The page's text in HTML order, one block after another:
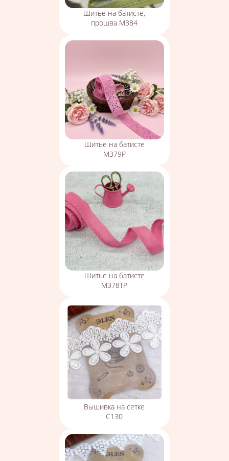
Шитьё на батисте,
прошва М384
Шитье на батисте
М379Р
Шитье на батисте
М378ТР
Вышивка на сетке
С130